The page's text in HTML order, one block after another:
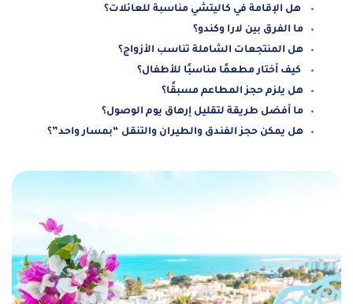
هل الإقامة في كاليتشي مناسبة للعائلات؟
ما الفرق بين لارا وكندو؟
هل المنتجعات الشاملة تناسب الأزواج؟
كيف أختار مطعمًا مناسبًا للأطفال؟
هل يلزم حجز المطاعم مسبقًا؟
ما أفضل طريقة لتقليل إرهاق يوم الوصول؟
هل يمكن حجز الفندق والطيران والتنقل “بمسار واحد”؟